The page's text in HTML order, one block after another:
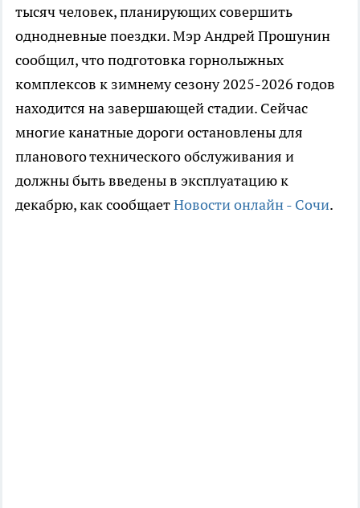
тысяч человек, планирующих совершить
однодневные поездки. Мэр Андрей Прошунин
сообщил, что подготовка горнолыжных
комплексов к зимнему сезону 2025-2026 годов
находится на завершающей стадии. Сейчас
многие канатные дороги остановлены для
планового технического обслуживания и
должны быть введены в эксплуатацию к
декабрю, как сообщаетНовости онлайн - Сочи.